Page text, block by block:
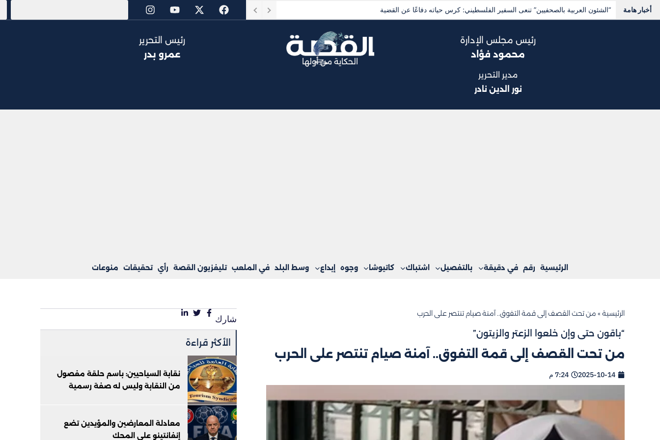
أخبار هامة تعرف على أسعار الخضروات والفاكهة اليوم الأحد
رئيس مجلس الإدارة
محمود فؤاد
مدير التحرير
نور الدين نادر
الحكاية من أولها
رئيس التحرير
عمرو بدر
الرئيسية رقم في دقيقة بالتفصيل اشتباك كاتيوشا وجوه إبداع وسط البلد في الملعب تليفزيون القصة رأي تحقيقات منوعات
الرئيسية » من تحت القصف إلى قمة التفوق.. آمنة صيام تنتصر على الحرب
“باقون حتى وإن خلعوا الزعتر والزيتون”
من تحت القصف إلى قمة التفوق.. آمنة صيام تنتصر على الحرب
2025-10-14 7:24 م
شارك
الأكثر قراءة
نقابة السياحيين: باسم حلقة مفصول
من النقابة وليس له صفة رسمية
معادلة المعارضين والمؤيدين تضع
إنفانتينو على المحك